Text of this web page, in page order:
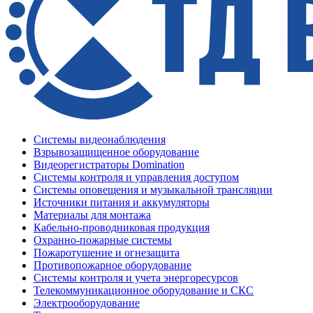
Системы видеонаблюдения
Взрывозащищенное оборудование
Видеорегистраторы Domination
Системы контроля и управления доступом
Системы оповещения и музыкальной трансляции
Источники питания и аккумуляторы
Материалы для монтажа
Кабельно-проводниковая продукция
Охранно-пожарные системы
Пожаротушение и огнезащита
Противопожарное оборудование
Системы контроля и учета энергоресурсов
Телекоммуникационное оборудование и СКС
Электрооборудование